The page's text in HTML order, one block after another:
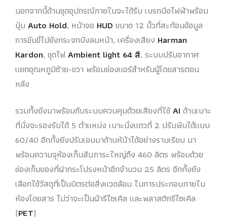
นอกจากนี้ด้านชุดอุปกรณ์ภายในจะได้รับ เบรกมือไฟฟ้าพร้อม
ปุ่ม Auto Hold, หน้าจอ HUD ขนาด 12 นิ้วที่สะท้อนข้อมูล
การขับขี่ไปยังกระจกบังลมหน้า, เครื่องเสียง Harman
Kardon, ชุดไฟ Ambient light 64 สี, ระบบปรับอากาศ
แยกอุณหภูมิซ้าย-ขวา พร้อมช่องแอร์สำหรับผู้โดยสารตอน
หลัง
รวมทั้งยังมาพร้อมกับระบบควบคุมด้วยเสียงที่ใช้AI ด้านเบาะ
ที่นั่งจะรองรับได้ 5 ตำแหน่ง เบาะนั่งแถวที่ 2 ปรับพับได้แบบ
60/40 อีกทั้งยังปรับเอนมาด้านห้น้าได้อย่างราบเรียบ มา
พร้อมความจุห้องเก็บสัมภาระใหญ่ถึง 460 ลิตร พร้อมด้วย
ช่องเก็บของที่ฝากระโปรงหน้าอีกจำนวน 25 ลิตร อีกทั้งยัง
เลือกใช้วัสดุที่เป็นมิตรต่อสิ่งแวดล้อม ในการประกอบภายใน
ห้องโดยสาร ไม่ว่าจะเป็นผ้ารีไซเคิล และพลาสติกรีไซเคิล
(PET)